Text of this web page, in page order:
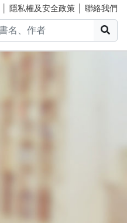
隱私權及安全政策 聯絡我們